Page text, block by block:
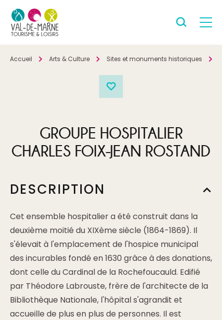
Accueil Arts & Culture Sites et monuments historiques
GROUPE HOSPITALIER
CHARLES FOIX-JEAN ROSTAND
DESCRIPTION
Cet ensemble hospitalier a été construit dans la
deuxième moitié du XIXème siècle (1864-1869). Il
s'élevait à l'emplacement de l'hospice municipal
des incurables fondé en 1630 grâce à des donations,
dont celle du Cardinal de la Rochefoucauld. Edifié
par Théodore Labrouste, frère de l'architecte de la
Bibliothèque Nationale, l'hôpital s'agrandit et
accueille de plus en plus de personnes. Il est